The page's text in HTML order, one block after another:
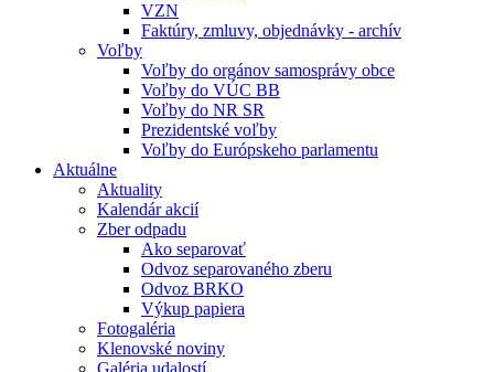
VZN
Faktúry, zmluvy, objednávky - archív
Voľby
Voľby do orgánov samosprávy obce
Voľby do VÚC BB
Voľby do NR SR
Prezidentské voľby
Voľby do Európskeho parlamentu
Aktuálne
Aktuality
Kalendár akcií
Zber odpadu
Ako separovať
Odvoz separovaného zberu
Odvoz BRKO
Výkup papiera
Fotogaléria
Klenovské noviny
Galéria udalostí